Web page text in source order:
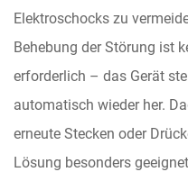
Elektroschocks zu
Behebung der Störung ist
erforderlich – das Gerät
automatisch wieder her.
erneute Stecken oder
Lösung besonders